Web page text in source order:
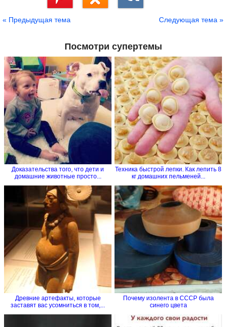
« Предыдущая тема Следующая тема »
Посмотри супертемы
Доказательства того, что дети и
домашние животные просто...
Техника быстрой лепки. Как лепить 8
кг домашних пельменей...
Древние артефакты, которые
заставят вас усомниться в том,...
Почему изолента в СССР была
синего цвета